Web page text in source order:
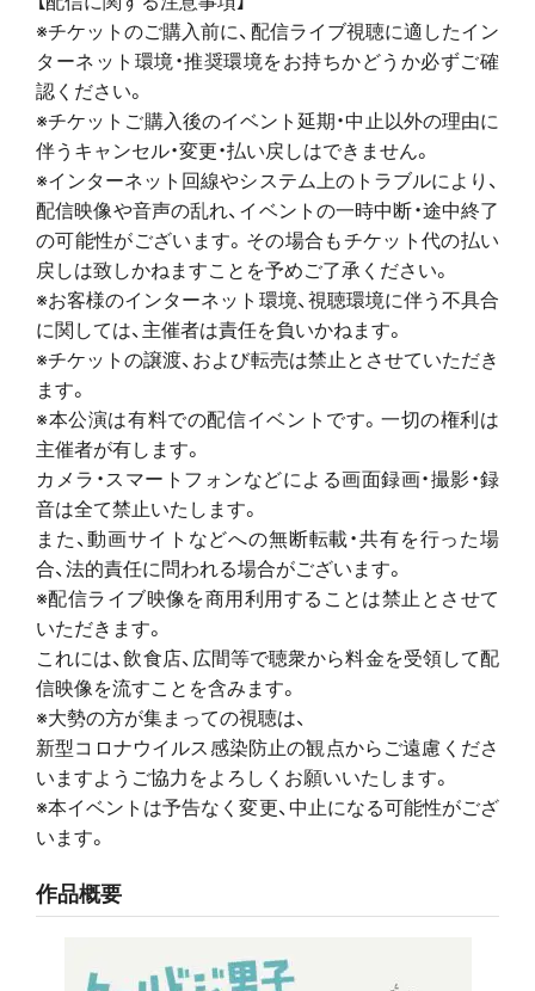
※チケットのご購入前に、配信ライブ視聴に適したイン
ターネット環境・推奨環境をお持ちかどうか必ずご確
認ください。
※チケットご購入後のイベント延期・中止以外の理由に
伴うキャンセル・変更・払い戻しはできません。
※インターネット回線やシステム上のトラブルにより、
配信映像や音声の乱れ、イベントの一時中断・途中終了
の可能性がございます。その場合もチケット代の払い
戻しは致しかねますことを予めご了承ください。
※お客様のインターネット環境、視聴環境に伴う不具合
に関しては、主催者は責任を負いかねます。
※チケットの譲渡、および転売は禁止とさせていただき
ます。
※本公演は有料での配信イベントです。一切の権利は
主催者が有します。
カメラ・スマートフォンなどによる画面録画・撮影・録
音は全て禁止いたします。
また、動画サイトなどへの無断転載・共有を行った場
合、法的責任に問われる場合がございます。
※配信ライブ映像を商用利用することは禁止とさせて
いただきます。
これには、飲食店、広間等で聴衆から料金を受領して配
信映像を流すことを含みます。
※大勢の方が集まっての視聴は、
新型コロナウイルス感染防止の観点からご遠慮くださ
いますようご協力をよろしくお願いいたします。
※本イベントは予告なく変更、中止になる可能性がござ
います。
作品概要